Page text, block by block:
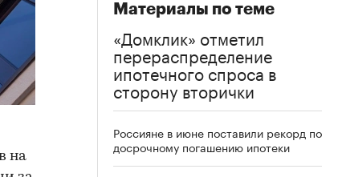
на
Материалы по теме
«Домклик» отметил
перераспределение
ипотечного спроса в
сторону вторички
Россияне в июне поставили рекорд по
досрочному погашению ипотеки